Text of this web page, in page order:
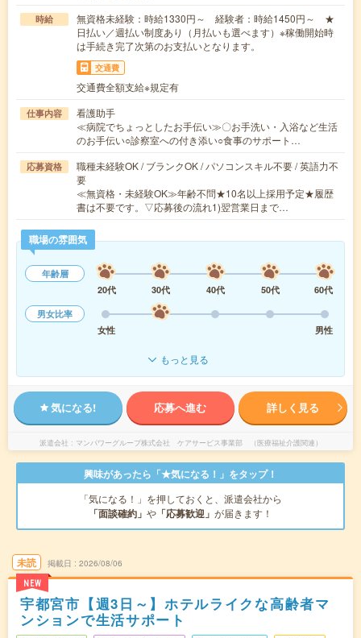
時給
無資格未経験：時給1330円～ 経験者：時給1450円～ ★
日払い／週払い制度あり（月払いも選べます）※稼働開始時
は手続き完了次第のお支払いとなります。
交通費
交通費全額支給※規定有
仕事内容
看護助手
≪病院でちょっとしたお手伝い≫〇お手洗い・入浴など生活
のお手伝い○診察室への付き添い○食事のサポート…
応募資格
職種未経験OK / ブランクOK / パソコンスキル不要 / 英語力不
要
≪無資格・未経験OK≫年齢不問★10名以上採用予定★履歴
書は不要です。▽応募後の流れ1)翌営業日まで…
職場の雰囲気
年齢層
20代
30代 40代 50代
60代
男女比率
女性
男性
もっと見る
気になる! 応募へ進む 詳しく見る
派遣会社 マンパワーグループ株式会社 ケアサービス事業部 （医療福祉介護関連）
興味があったら「★気になる！」をタップ！
「気になる！」を押しておくと、派遣会社から
「面談確約」 や 「応募歓迎」 が届きます！
未読
NEW
掲載日 2026/08/06
宇都宮市【週3日～】ホテルライクな高齢者マ
ンションで生活サポート